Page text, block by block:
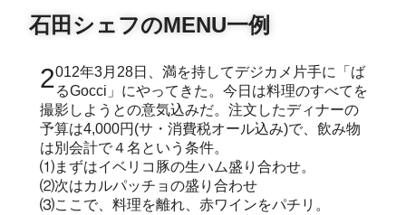
石田シェフのMENU一例
2012年3月28日、満を持してデジカメ片手に「ばるGocci」にやってきた。今日は料理のすべてを
撮影しようとの意気込みだ。注文したディナーの
予算は4,000円(サ・消費税オール込み)で、飲み物
は別会計で４名という条件。
⑴まずはイベリコ豚の生ハム盛り合わせ。
⑵次はカルパッチョの盛り合わせ
⑶ここで、料理を離れ、赤ワインをパチリ。